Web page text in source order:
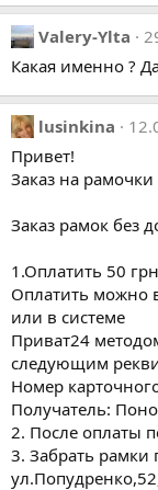
Valery-Ylta
Какая именно ?
lusinkina
Привет!
Заказ на рамочки
Заказ рамок без
1.Оплатить 50
Оплатить можно
или в системе
Приват24
следующим
Номер
Получатель:
2. После оплаты
3. Забрать рамки